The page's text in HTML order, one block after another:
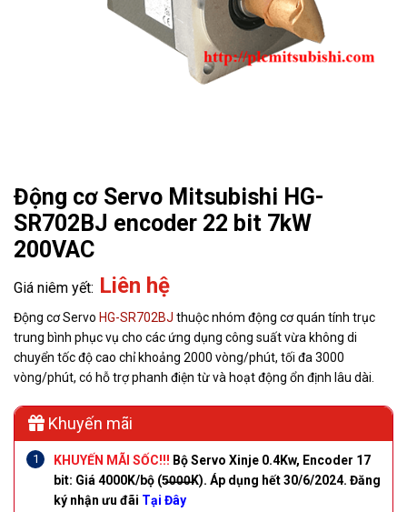
Động cơ Servo Mitsubishi HG-
SR702BJ encoder 22 bit 7kW
200VAC
Liên hệ
Động cơ Servo HG-SR702BJ thuộc nhóm động cơ quán tính trục
trung bình phục vụ cho các ứng dụng công suất vừa không di
chuyển tốc độ cao chỉ khoảng 2000 vòng/phút, tối đa 3000
vòng/phút, có hỗ trợ phanh điện từ và hoạt động ổn định lâu dài.
Khuyến mãi
KHUYẾN MÃI SỐC!!! Bộ Servo Xinje 0.4Kw, Encoder 17
bit: Giá 4000K/bộ (5̶0̶0̶0̶K). Áp dụng hết 30/6/2024. Đăng
ký nhận ưu đãi Tại Đây